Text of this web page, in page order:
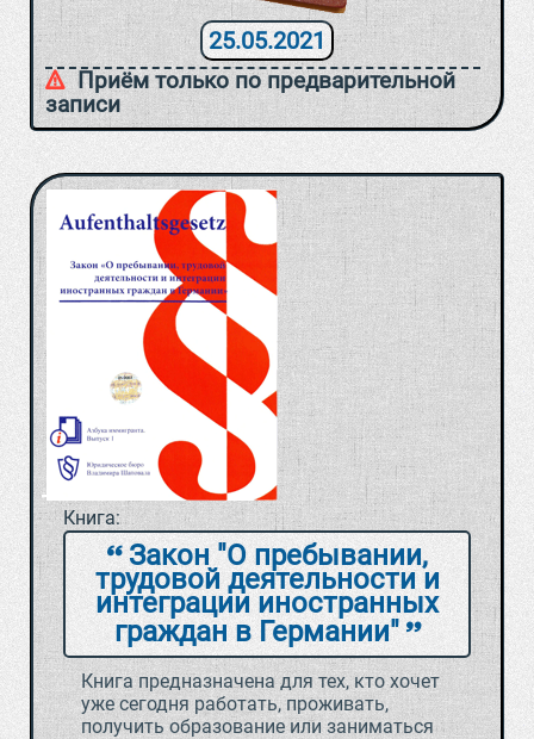
25.05.2021
Приём только по предварительной
записи
Книга:
Закон "О пребывании,
трудовой деятельности и
интеграции иностранных
граждан в Германии"
Книга предназначена для тех, кто хочет
уже сегодня работать, проживать,
получить образование или заниматься